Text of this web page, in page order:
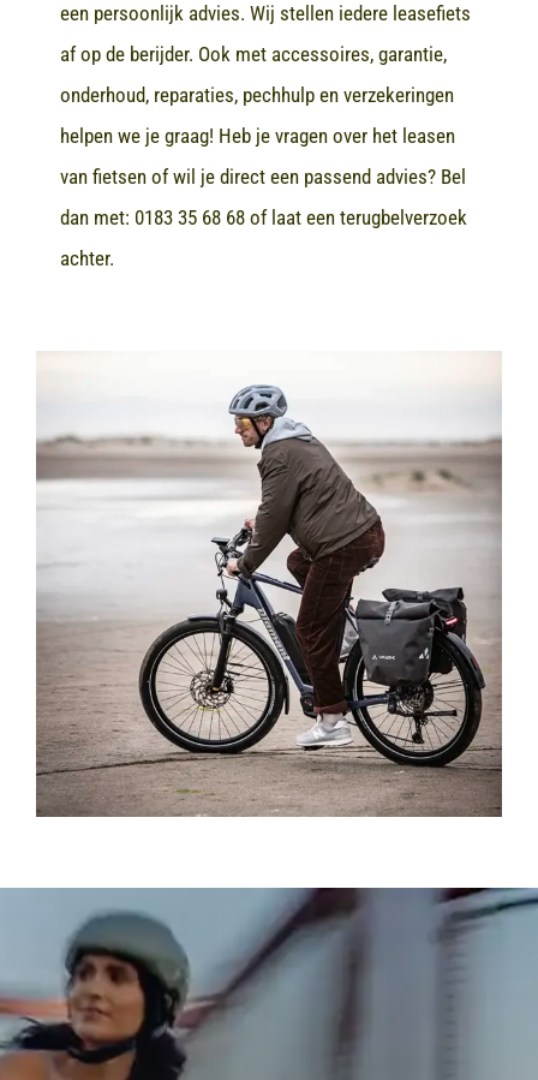
een persoonlijk advies. Wij stellen iedere leasefiets
af op de berijder. Ook met accessoires, garantie,
onderhoud, reparaties, pechhulp en verzekeringen
helpen we je graag! Heb je vragen over het leasen
van fietsen of wil je direct een passend advies? Bel
dan met: 0183 35 68 68of laat een terugbelverzoek
achter.